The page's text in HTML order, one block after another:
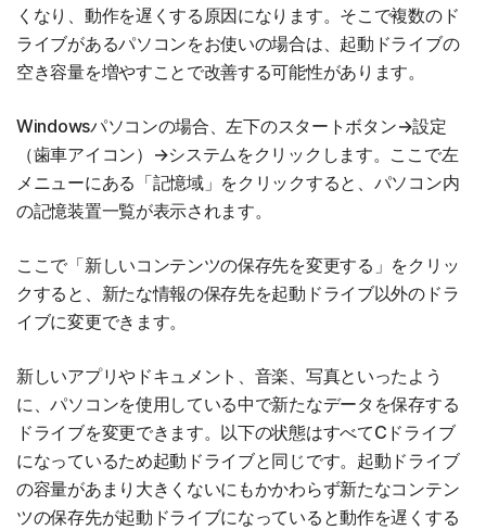
くなり、動作を遅くする原因になります。そこで複数のド
ライブがあるパソコンをお使いの場合は、起動ドライブの
空き容量を増やすことで改善する可能性があります。
Windowsパソコンの場合、左下のスタートボタン→設定
（歯車アイコン）→システムをクリックします。ここで左
メニューにある「記憶域」をクリックすると、パソコン内
の記憶装置一覧が表示されます。
ここで「新しいコンテンツの保存先を変更する」をクリッ
クすると、新たな情報の保存先を起動ドライブ以外のドラ
イブに変更できます。
新しいアプリやドキュメント、音楽、写真といったよう
に、パソコンを使用している中で新たなデータを保存する
ドライブを変更できます。以下の状態はすべてCドライブ
になっているため起動ドライブと同じです。起動ドライブ
の容量があまり大きくないにもかかわらず新たなコンテン
ツの保存先が起動ドライブになっていると動作を遅くする